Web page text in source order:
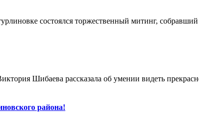
состоялся торжественный митинг,
Шибаева рассказала об умении видеть
района!